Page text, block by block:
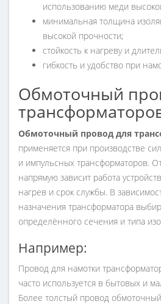
использованию меди
минимальная толщина
высокой прочности;
стойкость к нагреву и
гибкость и удобство при
Обмоточный
Обмоточный провод для
применяется при производстве
и импульсных трансформаторов.
напрямую зависит работа
нагрев и срок службы. В
назначения трансформатора
определённого сечения и типа
Например:
Провод для намотки
часто используется в бытовых и
Более толстый провод обмоточный